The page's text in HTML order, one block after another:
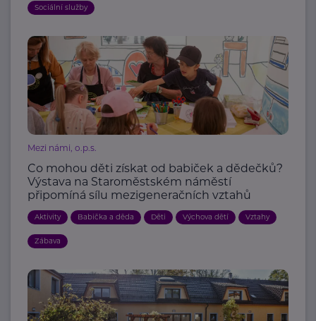
Sociální služby
Mezi námi, o.p.s.
Co mohou děti získat od babiček a dědečků?
Výstava na Staroměstském náměstí
připomíná sílu mezigeneračních vztahů
Aktivity Babička a děda Děti Výchova dětí Vztahy
Zábava